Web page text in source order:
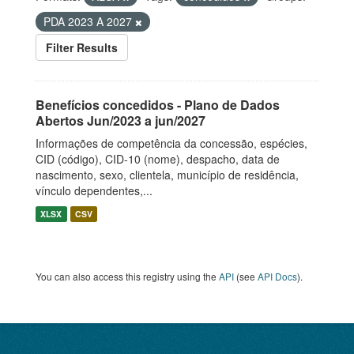
PDA 2023 A 2027
Filter Results
Benefícios concedidos - Plano de Dados
Abertos Jun/2023 a jun/2027
Informações de competência da concessão, espécies,
CID (código), CID-10 (nome), despacho, data de
nascimento, sexo, clientela, município de residência,
vínculo dependentes,...
XLSX CSV
You can also access this registry using the API (see API Docs).